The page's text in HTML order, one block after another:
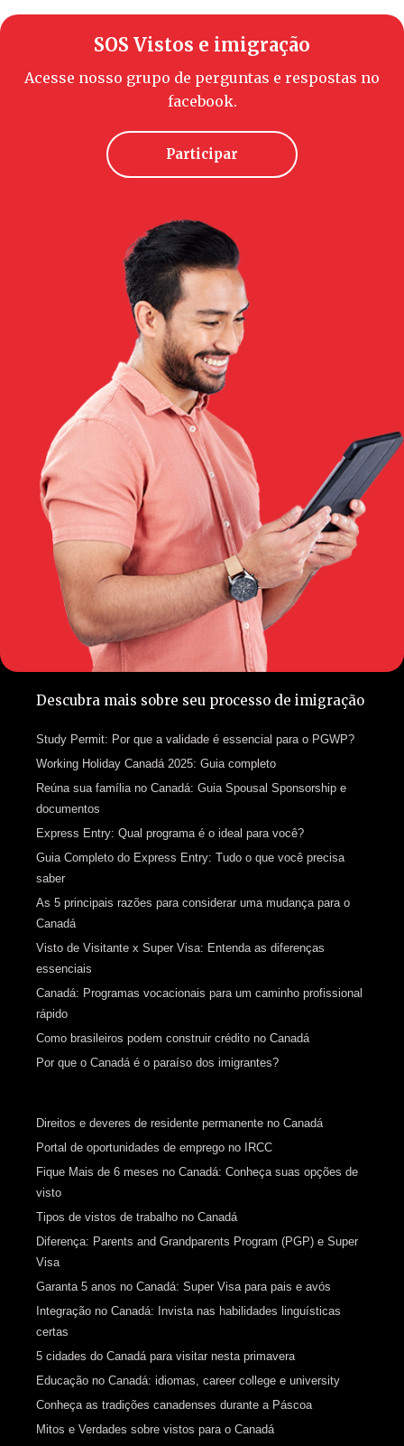
SOS Vistos e imigração
Acesse nosso grupo de perguntas e respostas no
facebook.
Participar
Descubra mais sobre seu processo de imigração
Study Permit: Por que a validade é essencial para o PGWP?
Working Holiday Canadá 2025: Guia completo
Reúna sua família no Canadá: Guia Spousal Sponsorship e
documentos
Express Entry: Qual programa é o ideal para você?
Guia Completo do Express Entry: Tudo o que você precisa
saber
As 5 principais razões para considerar uma mudança para o
Canadá
Visto de Visitante x Super Visa: Entenda as diferenças
essenciais
Canadá: Programas vocacionais para um caminho profissional
rápido
Como brasileiros podem construir crédito no Canadá
Por que o Canadá é o paraíso dos imigrantes?
Direitos e deveres de residente permanente no Canadá
Portal de oportunidades de emprego no IRCC
Fique Mais de 6 meses no Canadá: Conheça suas opções de
visto
Tipos de vistos de trabalho no Canadá
Diferença: Parents and Grandparents Program (PGP) e Super
Visa
Garanta 5 anos no Canadá: Super Visa para pais e avós
Integração no Canadá: Invista nas habilidades linguísticas
certas
5 cidades do Canadá para visitar nesta primavera
Educação no Canadá: idiomas, career college e university
Conheça as tradições canadenses durante a Páscoa
Mitos e Verdades sobre vistos para o Canadá